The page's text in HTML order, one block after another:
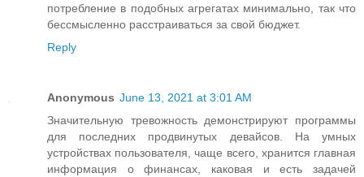
потребление в подобных агрегатах минимально, так что
бессмысленно расстраиваться за свой бюджет.
Reply
Anonymous June 13, 2021 at 3:01 AM
Значительную тревожность демонстрируют программы
для последних продвинутых девайсов. На умных
устройствах пользователя, чаще всего, хранится главная
информация о финансах, каковая и есть задачей